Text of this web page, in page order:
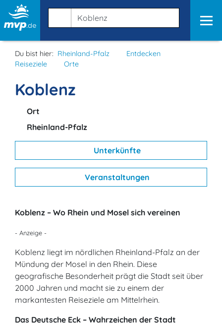
Du bist hier: Rheinland-Pfalz
Entdecken
Reiseziele
Orte
Koblenz
Ort
Rheinland-Pfalz
Unterkünfte
Veranstaltungen
Koblenz – Wo Rhein und Mosel sich vereinen
- Anzeige -
Koblenz liegt im nördlichen Rheinland-Pfalz an der
Mündung der Mosel in den Rhein. Diese
geografische Besonderheit prägt die Stadt seit über
2000 Jahren und macht sie zu einem der
markantesten Reiseziele am Mittelrhein.
Das Deutsche Eck – Wahrzeichen der Stadt